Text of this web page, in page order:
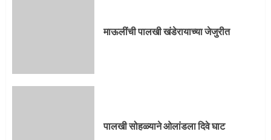
माऊलींची पालखी खंडेरायाच्या जेजुरीत
पालखी सोहळ्याने ओलांडला दिवे घाट